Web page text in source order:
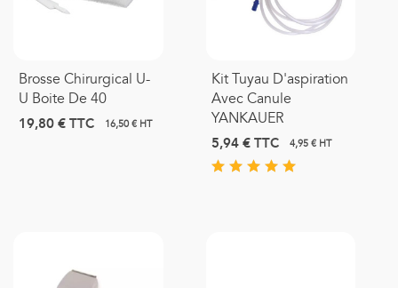
Brosse Chirurgical U-
U Boite De 40
19,80 €TTC 16,50 € HT
Kit Tuyau D'aspiration
Avec Canule
YANKAUER
5,94 €TTC 4,95 € HT